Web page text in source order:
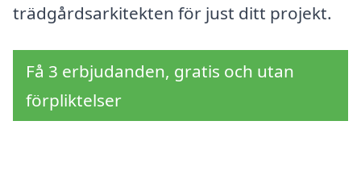
trädgårdsarkitekten för just ditt projekt.
Få 3 erbjudanden, gratis och utan
förpliktelser